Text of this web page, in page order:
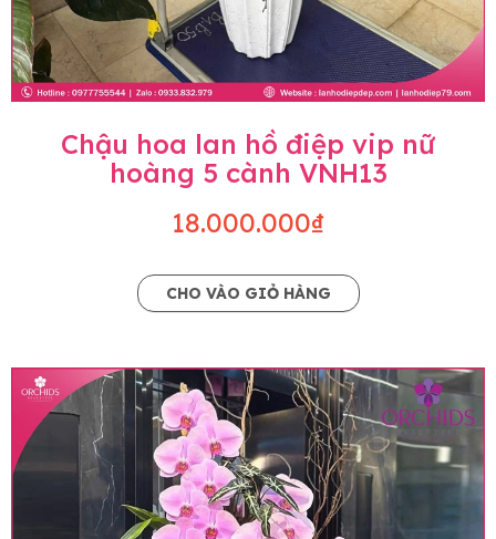
Chậu hoa lan hồ điệp vip nữ
hoàng 5 cành VNH13
18.000.000₫
CHO VÀO GIỎ HÀNG